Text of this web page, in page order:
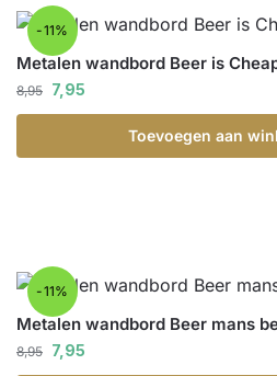
-11%
Metalen wandbord Beer is
8,95 7,95
Toevoegen aan
-11%
Metalen wandbord Beer mans
8,95 7,95